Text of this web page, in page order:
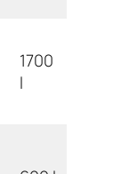
1700
l